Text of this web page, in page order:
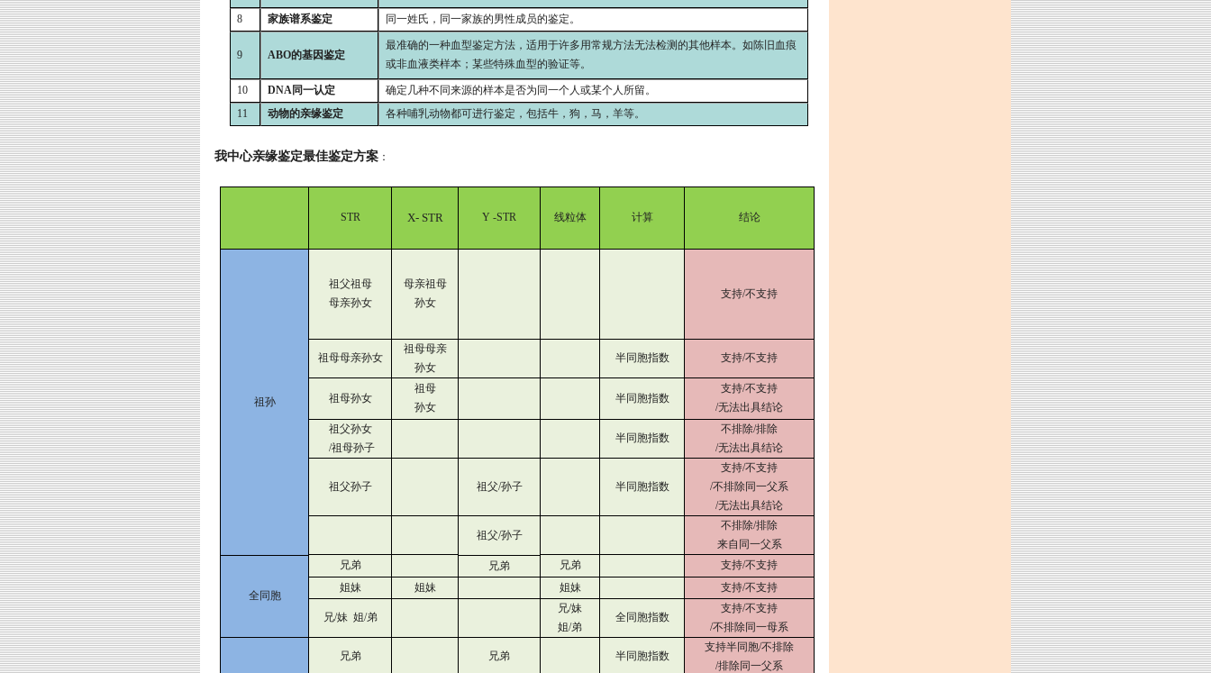
8 家族谱系鉴定 同一姓氏，同一家族的男性成员的鉴定。
9 ABO的基因鉴定
最准确的一种血型鉴定方法，适用于许多用常规方法无法检测的其他样本。如陈旧血痕
或非血液类样本；某些特殊血型的验证等。
10 DNA同一认定
确定几种不同来源的样本是否为同一个人或某个人所留。
11
动物的亲缘鉴定 各种哺乳动物都可进行鉴定，包括牛，狗，马，羊等。
我中心亲缘鉴定最佳鉴定方案 ：
STR X- STR Y -STR 线粒体 计算 结论
祖孙
祖父祖母
母亲孙女
母亲祖母
孙女
支持/不支持
祖母母亲孙女
祖母母亲
孙女
半同胞指数 支持/不支持
祖母孙女
祖母
孙女
半同胞指数
支持/不支持
/无法出具结论
祖父孙女
/祖母孙子
半同胞指数
不排除/排除
/无法出具结论
祖父孙子 祖父/孙子 半同胞指数
支持/不支持
/不排除同一父系
/无法出具结论
祖父/孙子
不排除/排除
来自同一父系
全同胞
兄弟 兄弟 兄弟
支持/不支持
姐妹
姐妹 姐妹 支持/不支持
兄/妹 姐/弟
兄/妹
姐/弟
全同胞指数
支持/不支持
/不排除同一母系
兄弟 兄弟 半同胞指数
支持半同胞/不排除
/排除同一父系